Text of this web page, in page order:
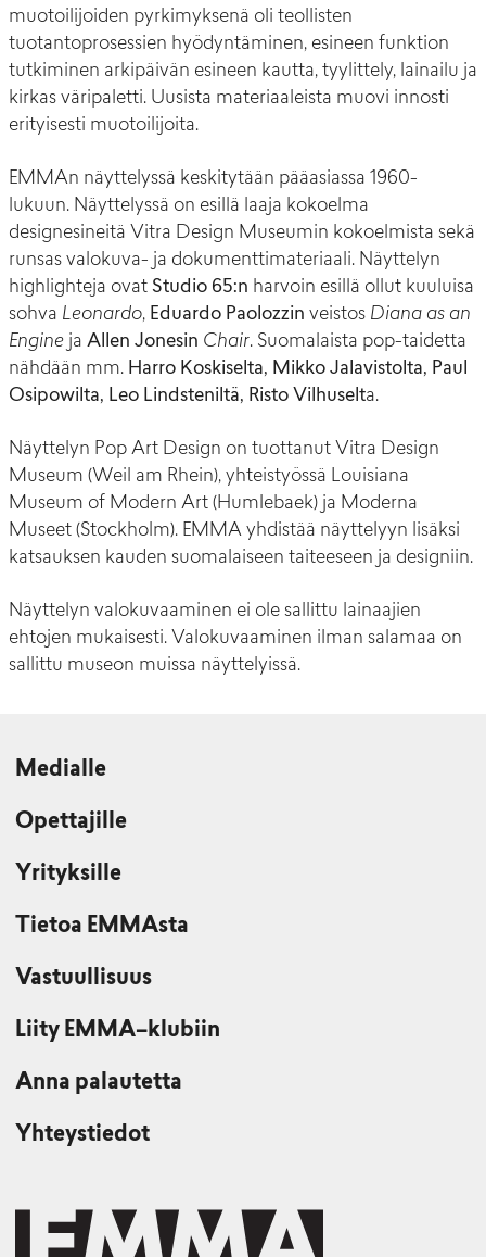
muotoilijoiden pyrkimyksenä oli teollisten
tuotantoprosessien hyödyntäminen, esineen funktion
tutkiminen arkipäivän esineen kautta, tyylittely, lainailu ja
kirkas väripaletti. Uusista materiaaleista muovi innosti
erityisesti muotoilijoita.
EMMAn näyttelyssä keskitytään pääasiassa 1960-
lukuun. Näyttelyssä on esillä laaja kokoelma
designesineitä Vitra Design Museumin kokoelmista sekä
runsas valokuva- ja dokumenttimateriaali. Näyttelyn
highlighteja ovat Studio 65:n harvoin esillä ollut kuuluisa
sohva Leonardo, Eduardo Paolozzin veistos Diana as an
Engine ja Allen Jonesin Chair. Suomalaista pop-taidetta
nähdään mm. Harro Koskiselta, Mikko Jalavistolta, Paul
Osipowilta, Leo Lindsteniltä, Risto Vilhuselta.
Näyttelyn Pop Art Design on tuottanut Vitra Design
Museum (Weil am Rhein), yhteistyössä Louisiana
Museum of Modern Art (Humlebaek) ja Moderna
Museet (Stockholm). EMMA yhdistää näyttelyyn lisäksi
katsauksen kauden suomalaiseen taiteeseen ja designiin.
Näyttelyn valokuvaaminen ei ole sallittu lainaajien
ehtojen mukaisesti. Valokuvaaminen ilman salamaa on
sallittu museon muissa näyttelyissä.
Medialle
Opettajille
Yrityksille
Tietoa EMMAsta
Vastuullisuus
Liity EMMA–klubiin
Anna palautetta
Yhteystiedot